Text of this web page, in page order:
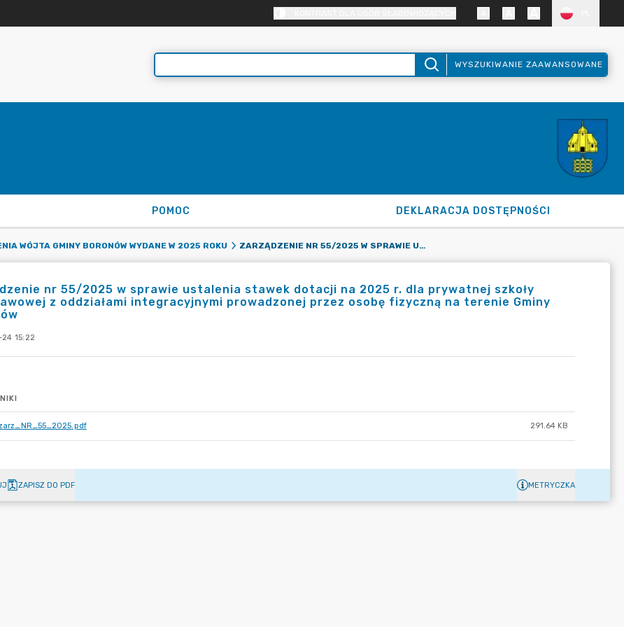
WYSZUKIWANIE ZAAWANSOWANE
POMOC DEKLARACJA DOSTĘPNOŚCI
WÓJTA GMINY BORONÓW WYDANE W 2025 ROKU ZARZĄDZENIE NR 55/2025 W SPRAWIE USTALENIA STAWEK DOTACJI NA 2025 R. DLA PRYWATNEJ SZKOŁY PODSTAWOWEJ Z ODDZIAŁAMI INTEGRACYJNYMI PROWADZONEJ PRZEZ OSOBĘ FIZYCZNĄ NA TERENIE GMINY BORONÓW
nr 55/2025 w sprawie ustalenia stawek dotacji na 2025 r. dla prywatnej szkoły
z oddziałami integracyjnymi prowadzonej przez osobę fizyczną na terenie Gminy
15:22
291.64 KB
ZAPISZ DO PDF METRYCZKA